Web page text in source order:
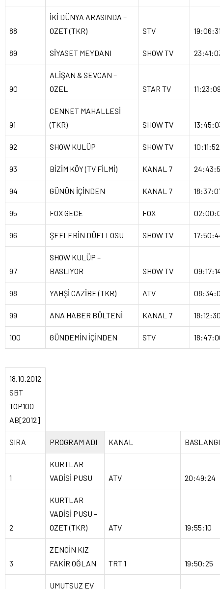
88
İKİ DÜNYA ARASINDA –
OZET (TKR)
STV
89 SİYASET MEYDANI SHOW TV
90
ALİŞAN & SEVCAN –
OZEL
STAR TV
91
CENNET MAHALLESİ
(TKR)
SHOW TV
92 SHOW KULÜP SHOW TV 10:11:52
93 BİZİM KÖY (TV FİLMİ) KANAL 7
94 GÜNÜN İÇİNDEN KANAL 7
95 FOX GECE FOX
96 ŞEFLERİN DÜELLOSU SHOW TV
97
SHOW KULÜP –
BASLIYOR
SHOW TV
98 YAHŞİ CAZİBE (TKR) ATV
99 ANA HABER BÜLTENİ KANAL 7
100 GÜNDEMİN İÇİNDEN STV
18.10.2012
SBT
TOP100
AB[2012]
SIRA PROGRAM ADI KANAL
1
KURTLAR
VADİSİ PUSU
ATV 20:49:24
2
KURTLAR
VADİSİ PUSU –
OZET (TKR)
ATV 19:55:10
3
ZENGİN KIZ
FAKİR OĞLAN
TRT 1 19:50:25
UMUTSUZ EV